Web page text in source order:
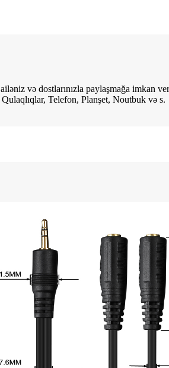
və dostlarınızla paylaşmağa imkan
Telefon, Planşet, Noutbuk və s.